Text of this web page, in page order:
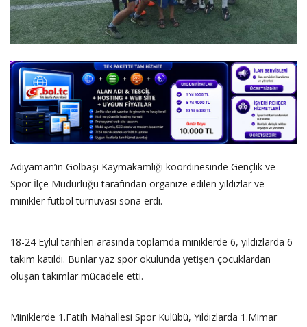
Adıyaman’ın Gölbaşı Kaymakamlığı koordinesinde Gençlik ve
Spor İlçe Müdürlüğü tarafından organize edilen yıldızlar ve
minikler futbol turnuvası sona erdi.
18-24 Eylül tarihleri arasında toplamda miniklerde 6, yıldızlarda 6
takım katıldı. Bunlar yaz spor okulunda yetişen çocuklardan
oluşan takımlar mücadele etti.
Miniklerde 1.Fatih Mahallesi Spor Kulübü, Yıldızlarda 1.Mimar